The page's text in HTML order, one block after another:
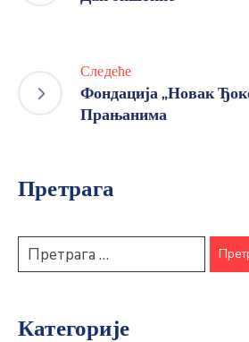
Следеће
Фондација „Новак
Прањанима
Претрага
Категорије